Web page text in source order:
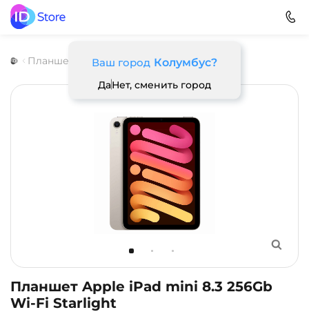
Ваш город Колумбус?
ДаНет, сменить город
Планшеты Apple iPad mini 7 (2024)
Планшет Apple iPad mini 8.3 256Gb
Wi-Fi Starlight